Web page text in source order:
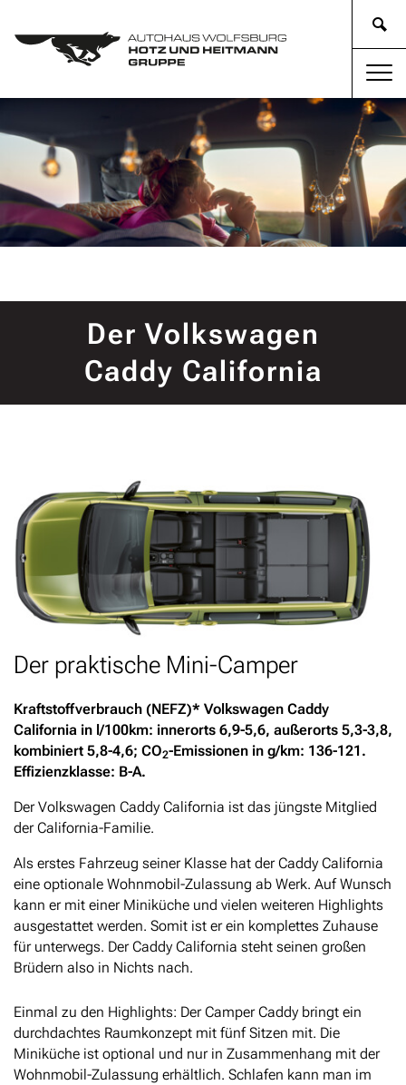
Der Volkswagen
Caddy California
Der praktische Mini-Camper
Kraftstoffverbrauch (NEFZ)* Volkswagen Caddy
California in l/100km: innerorts 6,9-5,6, außerorts 5,3-3,8,
kombiniert 5,8-4,6; CO2-Emissionen in g/km: 136-121.
Effizienzklasse: B-A.
Der Volkswagen Caddy California ist das jüngste Mitglied
der California-Familie.
Als erstes Fahrzeug seiner Klasse hat der Caddy California
eine optionale Wohnmobil-Zulassung ab Werk. Auf Wunsch
kann er mit einer Miniküche und vielen weiteren Highlights
ausgestattet werden. Somit ist er ein komplettes Zuhause
für unterwegs. Der Caddy California steht seinen großen
Brüdern also in Nichts nach.
Einmal zu den Highlights: Der Camper Caddy bringt ein
durchdachtes Raumkonzept mit fünf Sitzen mit. Die
Miniküche ist optional und nur in Zusammenhang mit der
Wohnmobil-Zulassung erhältlich. Schlafen kann man im